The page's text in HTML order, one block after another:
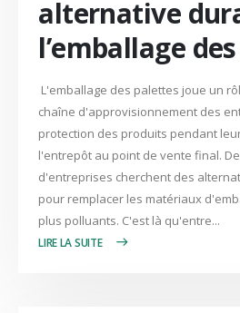
alternative
l’emballage
L'emballage des palettes joue un
chaîne d'approvisionnement des
protection des produits pendant
l'entrepôt au point de vente final.
d'entreprises cherchent des
pour remplacer les matériaux
plus polluants. C'est là qu'entre...